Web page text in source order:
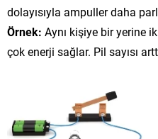
dolayısıyla ampuller daha
Örnek: Aynı kişiye bir yerine
çok enerji sağlar. Pil sayısı